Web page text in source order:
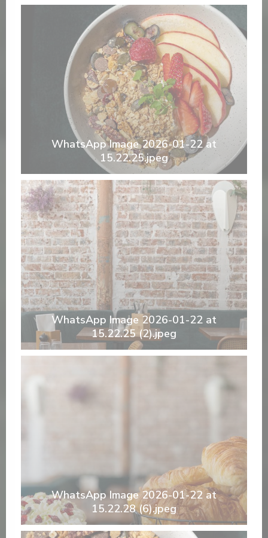
WhatsApp Image 2026-01-22 at
15.22.25.jpeg
WhatsApp Image 2026-01-22 at
15.22.25 (2).jpeg
WhatsApp Image 2026-01-22 at
15.22.28 (6).jpeg